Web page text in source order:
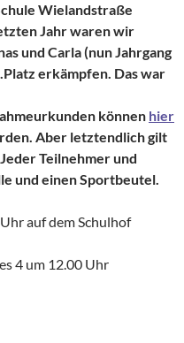
Wielandstraße
Jahr waren wir
und Carla (nun Jahrgang
erkämpfen. Das war
können hier
Aber letztendlich gilt
Teilnehmer und
und einen Sportbeutel.
auf dem Schulhof
4 um 12.00 Uhr